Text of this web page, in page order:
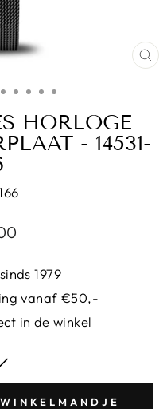
HORLOGE
- 14531-
1979
vanaf €50,-
in de winkel
🟢